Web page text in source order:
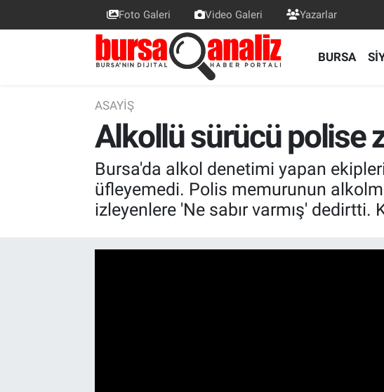
Foto Galeri Video Galeri Yazarlar
BURSA
ASAYIŞ
Alkollü sürücü polise
Bursa'da alkol denetimi yapan
üfleyemedi. Polis memurunun
izleyenlere 'Ne sabır varmış' dedirtti.
TEKNOLOJİ
Nöbetçi Eczaneler
Trafik Durumu
Süper Lig Puan Durumu ve Fikstür
Tüm Manşetler